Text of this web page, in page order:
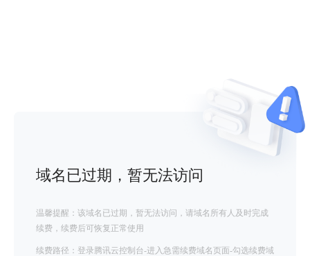
域名已过期，暂无法访问
温馨提醒：该域名已过期，暂无法访问，请域名所有人及时完成
续费，续费后可恢复正常使用
续费路径：登录腾讯云控制台-进入急需续费域名页面-勾选续费域